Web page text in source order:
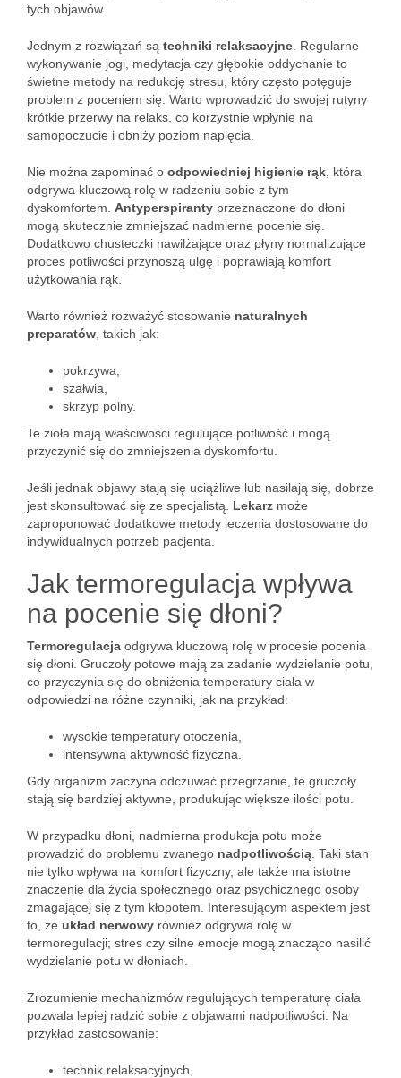
tych objawów.
Jednym z rozwiązań są techniki relaksacyjne . Regularne
wykonywanie jogi, medytacja czy głębokie oddychanie to
świetne metody na redukcję stresu, który często potęguje
problem z poceniem się. Warto wprowadzić do swojej rutyny
krótkie przerwy na relaks, co korzystnie wpłynie na
samopoczucie i obniży poziom napięcia.
Nie można zapominać o odpowiedniej higienie rąk , która
odgrywa kluczową rolę w radzeniu sobie z tym
dyskomfortem. Antyperspiranty przeznaczone do dłoni
mogą skutecznie zmniejszać nadmierne pocenie się.
Dodatkowo chusteczki nawilżające oraz płyny normalizujące
proces potliwości przynoszą ulgę i poprawiają komfort
użytkowania rąk.
Warto również rozważyć stosowanie naturalnych
preparatów , takich jak:
pokrzywa,
szałwia,
skrzyp polny.
Te zioła mają właściwości regulujące potliwość i mogą
przyczynić się do zmniejszenia dyskomfortu.
Jeśli jednak objawy stają się uciążliwe lub nasilają się, dobrze
jest skonsultować się ze specjalistą. Lekarz może
zaproponować dodatkowe metody leczenia dostosowane do
indywidualnych potrzeb pacjenta.
Jak termoregulacja wpływa
na pocenie się dłoni?
Termoregulacja odgrywa kluczową rolę w procesie pocenia
się dłoni. Gruczoły potowe mają za zadanie wydzielanie potu,
co przyczynia się do obniżenia temperatury ciała w
odpowiedzi na różne czynniki, jak na przykład:
wysokie temperatury otoczenia,
intensywna aktywność fizyczna.
Gdy organizm zaczyna odczuwać przegrzanie, te gruczoły
stają się bardziej aktywne, produkując większe ilości potu.
W przypadku dłoni, nadmierna produkcja potu może
prowadzić do problemu zwanego nadpotliwością . Taki stan
nie tylko wpływa na komfort fizyczny, ale także ma istotne
znaczenie dla życia społecznego oraz psychicznego osoby
zmagającej się z tym kłopotem. Interesującym aspektem jest
to, że układ nerwowy również odgrywa rolę w
termoregulacji; stres czy silne emocje mogą znacząco nasilić
wydzielanie potu w dłoniach.
Zrozumienie mechanizmów regulujących temperaturę ciała
pozwala lepiej radzić sobie z objawami nadpotliwości. Na
przykład zastosowanie:
technik relaksacyjnych,